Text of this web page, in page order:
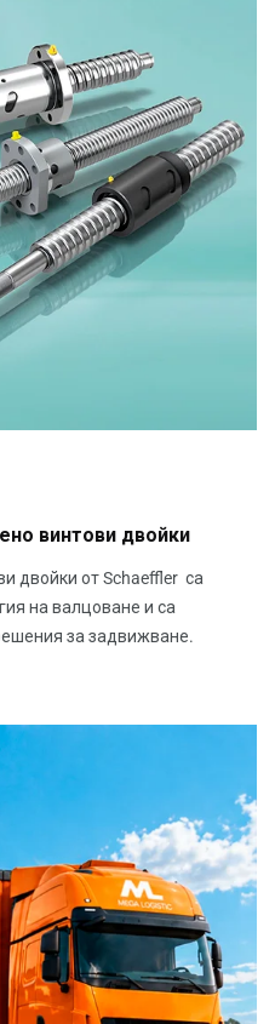
винтови двойки
двойки от Schaeffler са
на валцоване и са
за задвижване.